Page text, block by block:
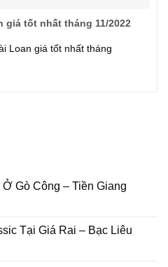
giá tốt nhất tháng 11/2022
Loan giá tốt nhất tháng
Gò Công – Tiền Giang
Tại Giá Rai – Bạc Liêu